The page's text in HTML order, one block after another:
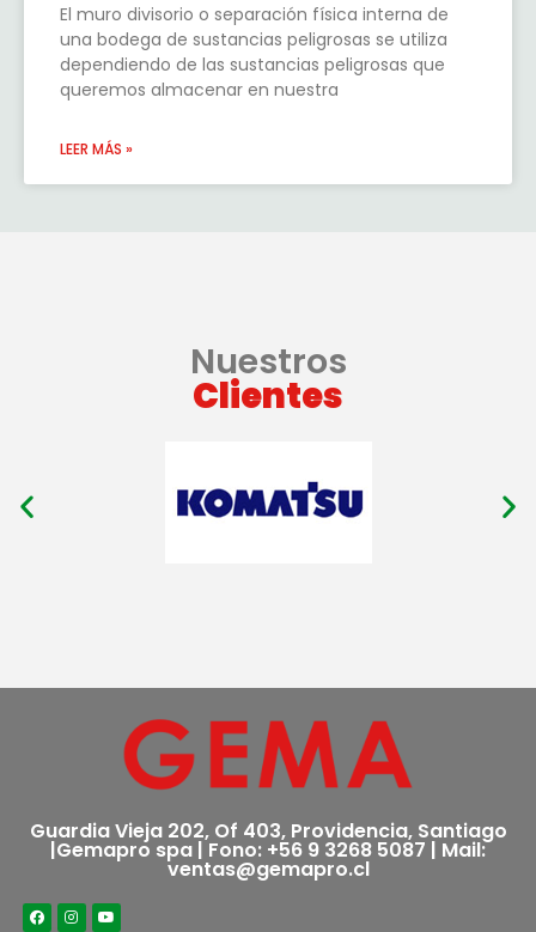
El muro divisorio o separación física interna de
una bodega de sustancias peligrosas se utiliza
dependiendo de las sustancias peligrosas que
queremos almacenar en nuestra
LEER MÁS »
Nuestros
Clientes
Guardia Vieja 202, Of 403, Providencia, Santiago
|Gemapro spa | Fono: +56 9 3268 5087 | Mail:
ventas@gemapro.cl